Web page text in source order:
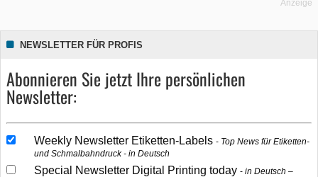
Anzeige
NEWSLETTER FÜR PROFIS
Abonnieren Sie jetzt Ihre persönlichen
Newsletter:
Weekly Newsletter Etiketten-Labels
Top News für Etiketten-
und Schmalbahndruck - in Deutsch
Special Newsletter Digital Printing today
in Deutsch –